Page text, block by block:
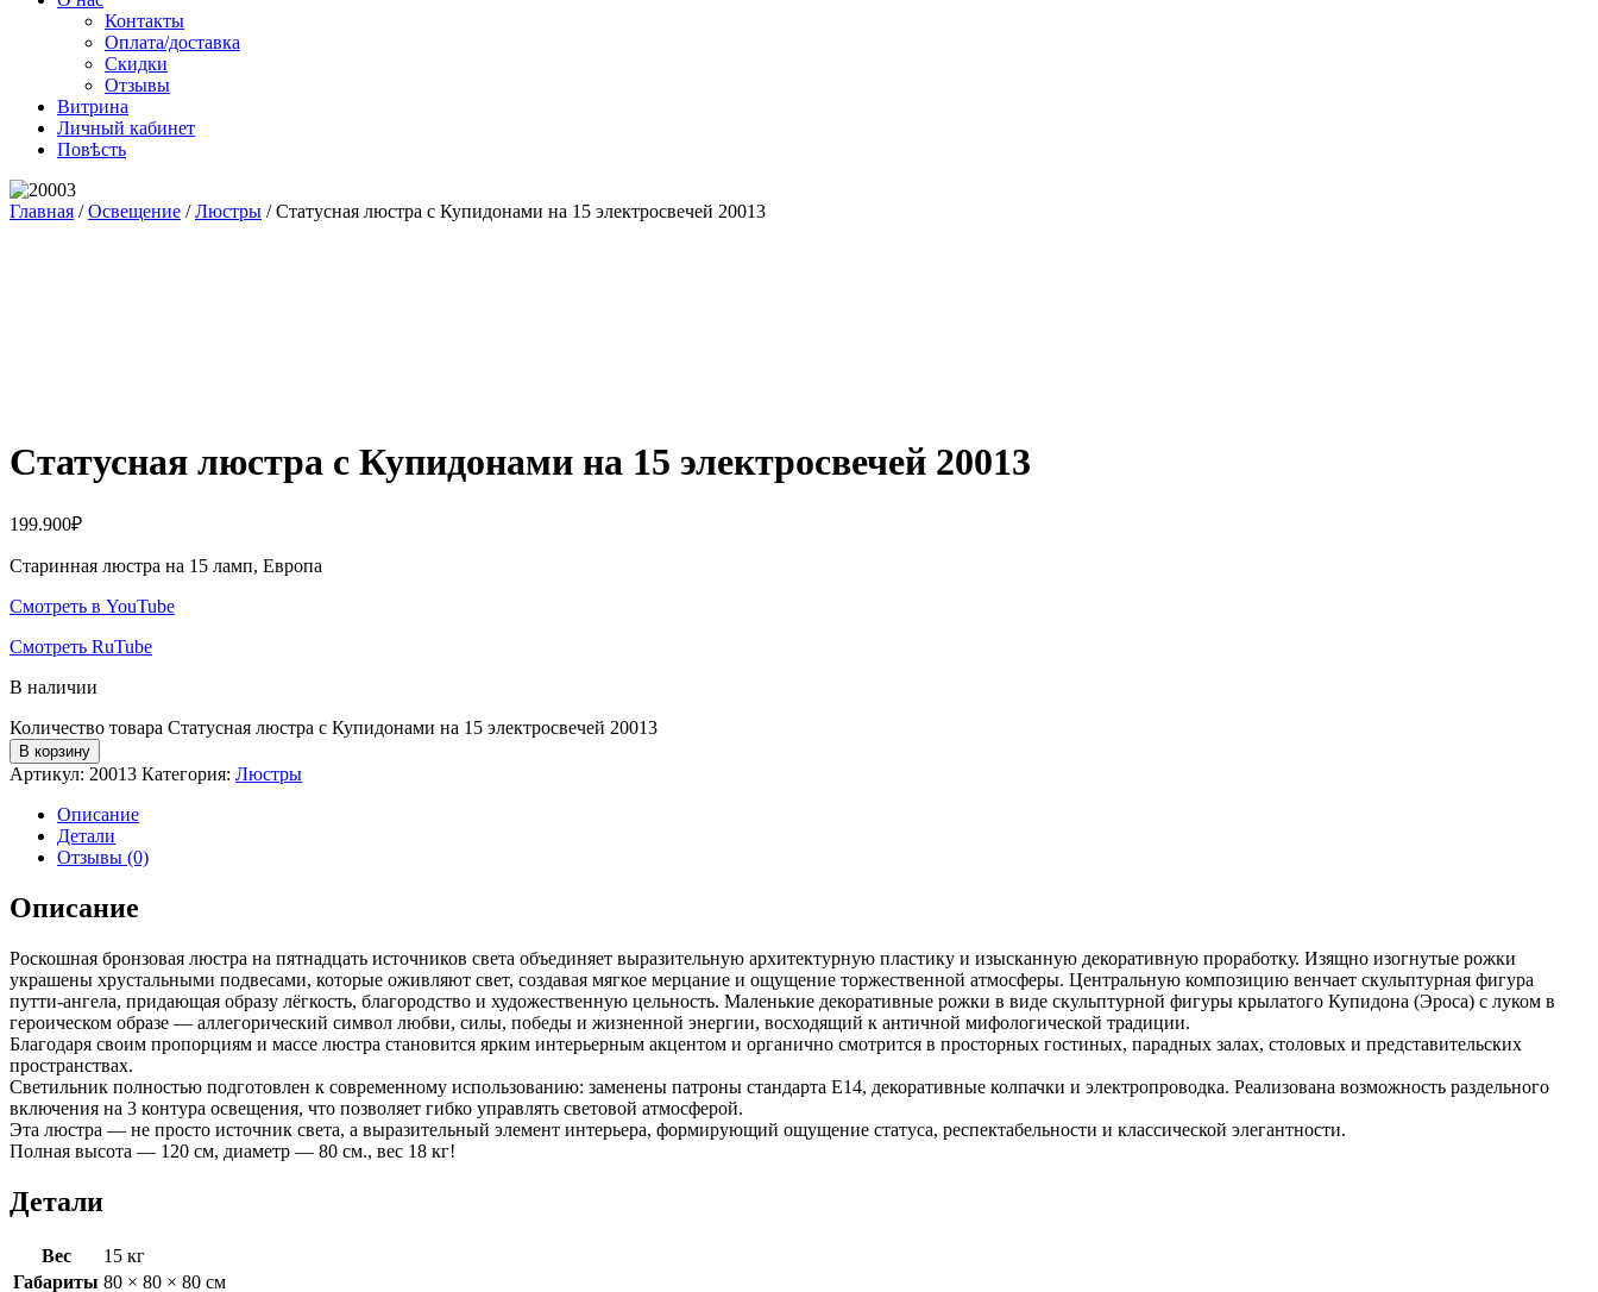
Контакты
Оплата/доставка
Скидки
Отзывы
Витрина
Личный кабинет
Повѣсть
Главная /Освещение /Люстры / Статусная люстра с Купидонами на 15 электросвечей 20013
Статусная люстра с Купидонами на 15 электросвечей 20013
199.900₽
Старинная люстра на 15 ламп, Европа
Смотреть в YouTube
Смотреть RuTube
В наличии
Количество товара Статусная люстра с Купидонами на 15 электросвечей 20013
В корзину
Артикул: 20013 Категория: Люстры
Описание
Детали
Отзывы (0)
Описание
Роскошная бронзовая люстра на пятнадцать источников света объединяет выразительную архитектурную пластику и изысканную декоративную проработку. Изящно изогнутые рожки
украшены хрустальными подвесами, которые оживляют свет, создавая мягкое мерцание и ощущение торжественной атмосферы. Центральную композицию венчает скульптурная фигура
путти-ангела, придающая образу лёгкость, благородство и художественную цельность. Маленькие декоративные рожки в виде скульптурной фигуры крылатого Купидона (Эроса) с луком в
героическом образе — аллегорический символ любви, силы, победы и жизненной энергии, восходящий к античной мифологической традиции.
Благодаря своим пропорциям и массе люстра становится ярким интерьерным акцентом и органично смотрится в просторных гостиных, парадных залах, столовых и представительских
пространствах.
Светильник полностью подготовлен к современному использованию: заменены патроны стандарта E14, декоративные колпачки и электропроводка. Реализована возможность раздельного
включения на 3 контура освещения, что позволяет гибко управлять световой атмосферой.
Эта люстра — не просто источник света, а выразительный элемент интерьера, формирующий ощущение статуса, респектабельности и классической элегантности.
Полная высота — 120 см, диаметр — 80 см., вес 18 кг!
Детали
Вес
15 кг
Габариты 80 × 80 × 80 см